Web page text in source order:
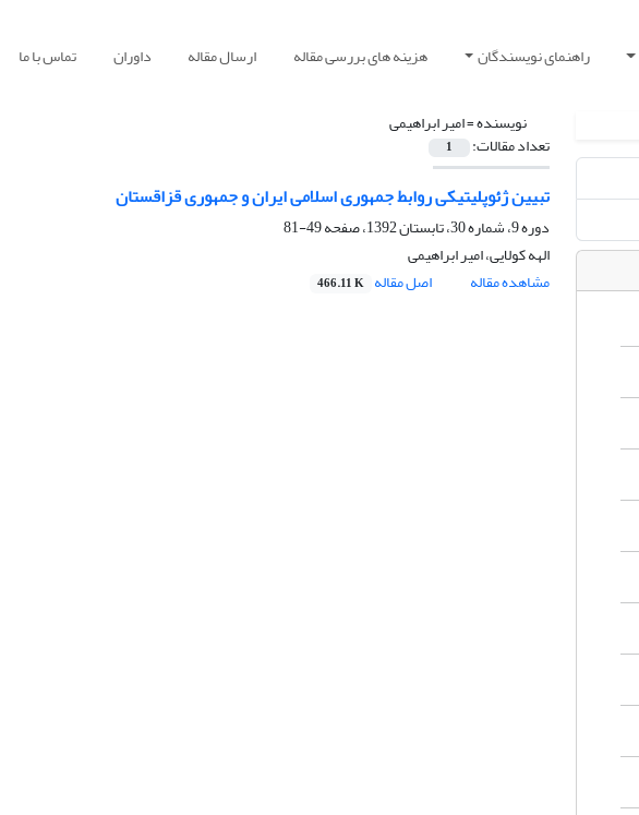
راهنمای نویسندگان هزینه های بررسی مقاله ارسال مقاله داوران تماس با ما
نویسنده =امیر ابراهیمی
تعداد مقالات: 1
تبیین ژئوپلیتیکی روابط جمهوری اسلامی ایران و جمهوری قزاقستان
دوره 9، شماره 30، تابستان 1392، صفحه
49-81
الهه کولایی، امیر ابراهیمی
مشاهده مقاله
اصل مقاله 466.11 K